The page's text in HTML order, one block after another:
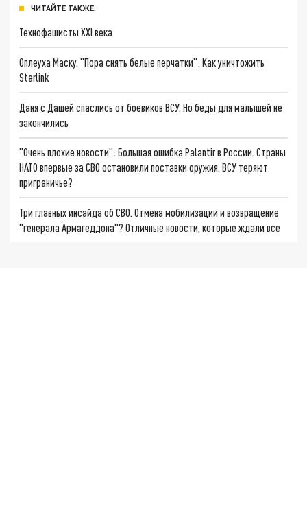
ЧИТАЙТЕ ТАКЖЕ:
Технофашисты XXI века
Оплеуха Маску. "Пора снять белые перчатки": Как уничтожить
Starlink
Даня с Дашей спаслись от боевиков ВСУ. Но беды для малышей не
закончились
"Очень плохие новости": Большая ошибка Palantir в России. Страны
НАТО впервые за СВО остановили поставки оружия. ВСУ теряют
приграничье?
Три главных инсайда об СВО. Отмена мобилизации и возвращение
"генерала Армагеддона"? Отличные новости, которые ждали все